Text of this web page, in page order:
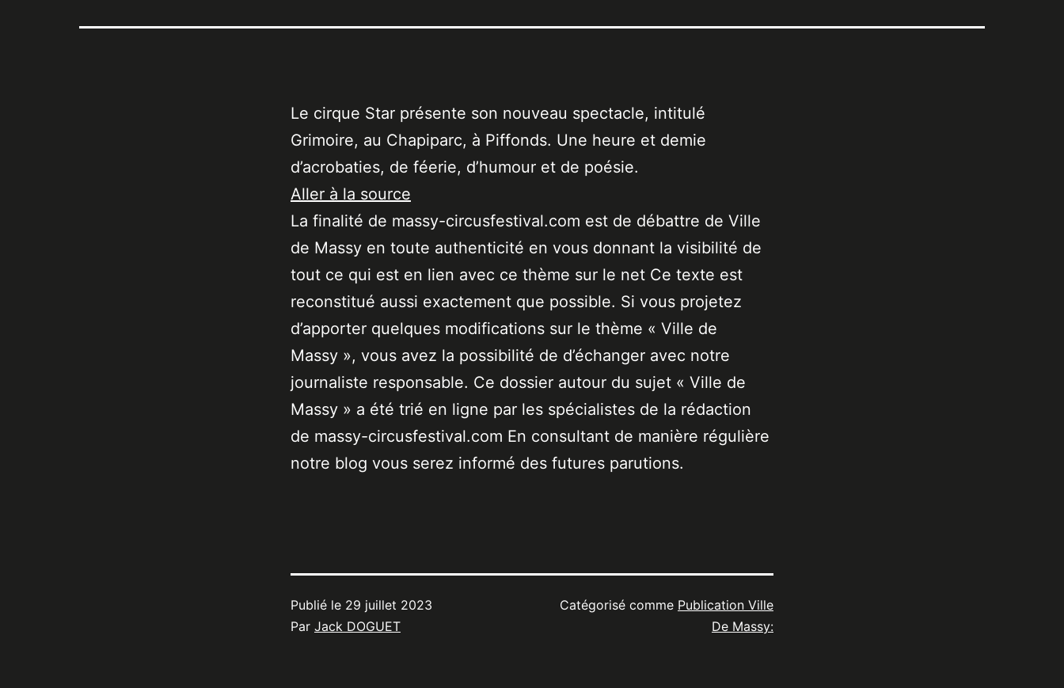
Le cirque Star présente son nouveau spectacle, intitulé
Grimoire, au Chapiparc, à Piffonds. Une heure et demie
d’acrobaties, de féerie, d’humour et de poésie.
Aller à la source
La finalité de massy-circusfestival.com est de débattre de Ville
de Massy en toute authenticité en vous donnant la visibilité de
tout ce qui est en lien avec ce thème sur le net Ce texte est
reconstitué aussi exactement que possible. Si vous projetez
d’apporter quelques modifications sur le thème « Ville de
Massy », vous avez la possibilité de d’échanger avec notre
journaliste responsable. Ce dossier autour du sujet « Ville de
Massy » a été trié en ligne par les spécialistes de la rédaction
de massy-circusfestival.com En consultant de manière régulière
notre blog vous serez informé des futures parutions.
Publié le 29 juillet 2023
Par Jack DOGUET
Catégorisé comme Publication Ville
De Massy: